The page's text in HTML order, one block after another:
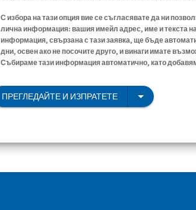
С избора на тази опция вие се съгласявате да ни
лична информация: вашия имейл адрес, име и текста
информация, свързана с тази заявка, ще бъде
дни, освен ако не посочите друго, и винаги имате
Събираме тази информация автоматично, като
ПРЕГЛЕДАЙТЕ И ИЗПРАТЕТЕ